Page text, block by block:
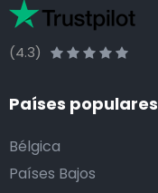
(4.3)
Países populares
Bélgica
Países Bajos